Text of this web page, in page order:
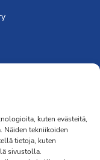
kuten evästeitä,
Näiden tekniikoiden
tietoja, kuten
sivustolla.